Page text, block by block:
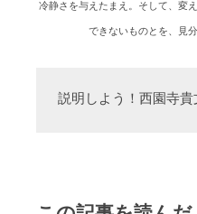
冷静さを与えたまえ。そして、変
できないものとを、見
説明しよう！西園寺